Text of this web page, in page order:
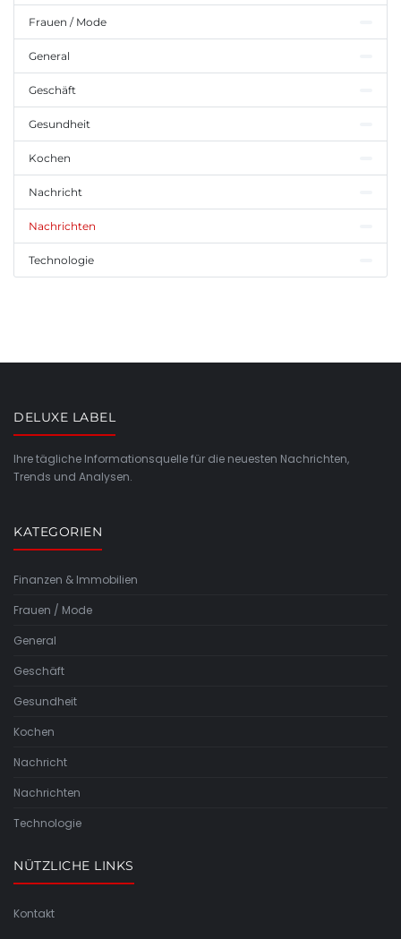
Frauen / Mode
General
Geschäft
Gesundheit
Kochen
Nachricht
Nachrichten
Technologie
DELUXE LABEL
Ihre tägliche Informationsquelle für die neuesten Nachrichten,
Trends und Analysen.
KATEGORIEN
Finanzen & Immobilien
Frauen / Mode
General
Geschäft
Gesundheit
Kochen
Nachricht
Nachrichten
Technologie
NÜTZLICHE LINKS
Kontakt